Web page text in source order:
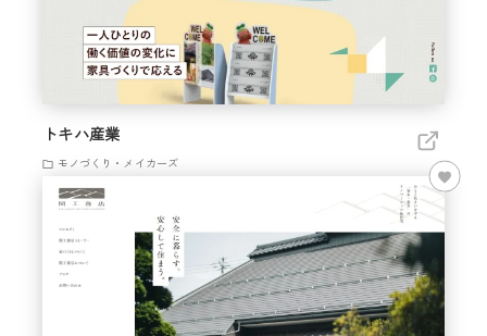
トキハ産業
モノづくり・メイカーズ